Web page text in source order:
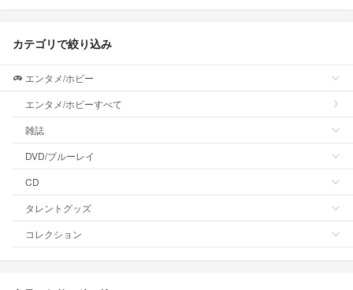
カテゴリで絞り込み
エンタメ/ホビー
エンタメ/ホビーすべて
雑誌
DVD/ブルーレイ
CD
タレントグッズ
コレクション